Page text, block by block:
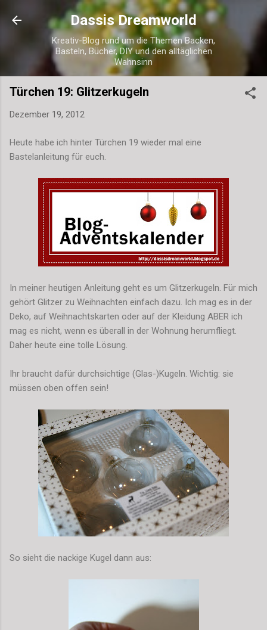
Direkt zum Hauptbereich
Dassis Dreamworld
Kreativ-Blog rund um die Themen Backen,
Basteln, Bücher, DIY und den alltäglichen
Wahnsinn
Türchen 19: Glitzerkugeln
Dezember 19, 2012
Heute habe ich hinter Türchen 19 wieder mal eine
Bastelanleitung für euch.
In meiner heutigen Anleitung geht es um Glitzerkugeln. Für mich
gehört Glitzer zu Weihnachten einfach dazu. Ich mag es in der
Deko, auf Weihnachtskarten oder auf der Kleidung ABER ich
mag es nicht, wenn es überall in der Wohnung herumfliegt.
Daher heute eine tolle Lösung.
Ihr braucht dafür durchsichtige (Glas-)Kugeln. Wichtig: sie
müssen oben offen sein!
So sieht die nackige Kugel dann aus: